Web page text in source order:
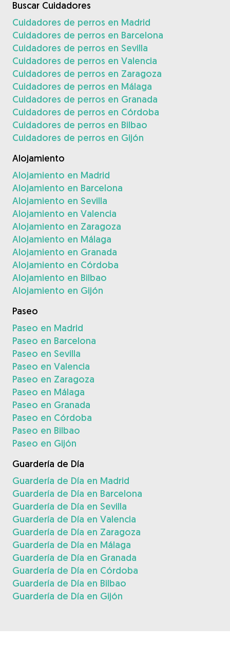
Buscar Cuidadores
Cuidadores de perros en Madrid
Cuidadores de perros en Barcelona
Cuidadores de perros en Sevilla
Cuidadores de perros en Valencia
Cuidadores de perros en Zaragoza
Cuidadores de perros en Málaga
Cuidadores de perros en Granada
Cuidadores de perros en Córdoba
Cuidadores de perros en Bilbao
Cuidadores de perros en Gijón
Alojamiento
Alojamiento en Madrid
Alojamiento en Barcelona
Alojamiento en Sevilla
Alojamiento en Valencia
Alojamiento en Zaragoza
Alojamiento en Málaga
Alojamiento en Granada
Alojamiento en Córdoba
Alojamiento en Bilbao
Alojamiento en Gijón
Paseo
Paseo en Madrid
Paseo en Barcelona
Paseo en Sevilla
Paseo en Valencia
Paseo en Zaragoza
Paseo en Málaga
Paseo en Granada
Paseo en Córdoba
Paseo en Bilbao
Paseo en Gijón
Guardería de Día
Guardería de Día en Madrid
Guardería de Día en Barcelona
Guardería de Día en Sevilla
Guardería de Día en Valencia
Guardería de Día en Zaragoza
Guardería de Día en Málaga
Guardería de Día en Granada
Guardería de Día en Córdoba
Guardería de Día en Bilbao
Guardería de Día en Gijón